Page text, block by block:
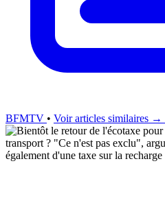
BFMTV • Voir articles similaires →